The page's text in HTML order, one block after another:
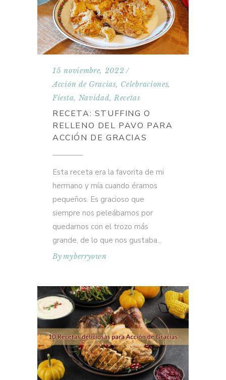
15 noviembre, 2022
Acción de Gracias, Celebraciones,
Fiesta, Navidad, Recetas
RECETA: STUFFING O
RELLENO DEL PAVO PARA
ACCIÓN DE GRACIAS
Esta receta era la favorita de mi
hermano y mía cuando éramos
pequeños. Es gracioso que
siempre nos peleábamos por
quedarnos con el trozo más
grande, de lo que nos gustaba
Bymyberryown